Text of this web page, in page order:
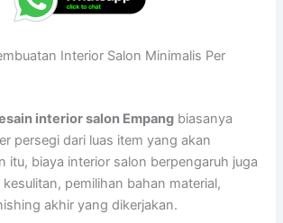
Interior Salon Minimalis Per
interior salon Empang biasanya
persegi dari luas item yang akan
itu, biaya interior salon berpengaruh juga
pemilihan bahan material,
akhir yang dikerjakan.